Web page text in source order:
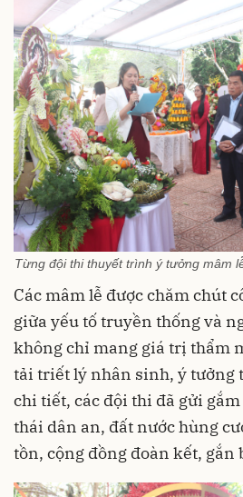
Từng đội thi thuyết trình ý tưởng mâm
Các mâm lễ được chăm chút
giữa yếu tố truyền thống và
không chỉ mang giá trị thẩm
tải triết lý nhân sinh, ý tưởng
chi tiết, các đội thi đã gửi
thái dân an, đất nước hùng
tồn, cộng đồng đoàn kết, gắn